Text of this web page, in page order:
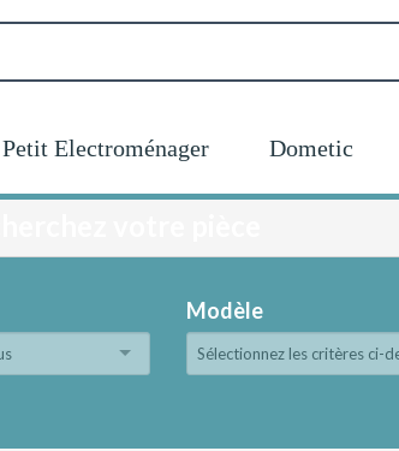
Petit Electroménager Dometic
Modèle
Sélectionnez les critères ci-